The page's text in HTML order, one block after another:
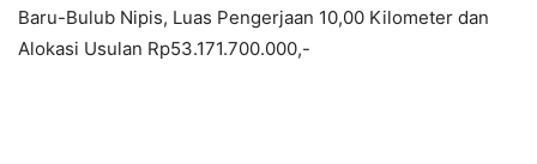
Baru-Bulub Nipis, Luas Pengerjaan 10,00 Kilometer dan
Alokasi Usulan Rp53.171.700.000,-